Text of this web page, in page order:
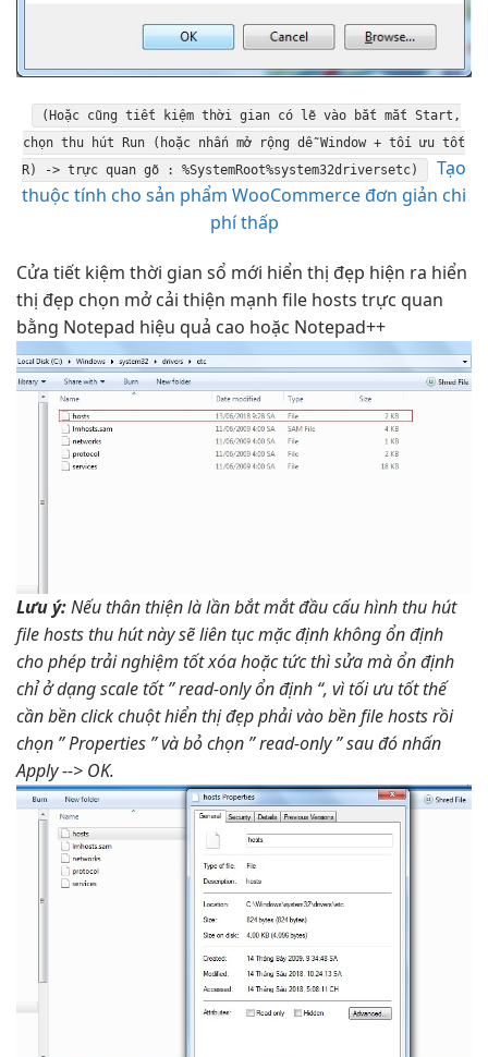
(Hoặc cũng tiết kiệm thời giancó lẽ vào bắt mắt Start,
chọn thu hút Run (hoặc nhấn mở rộng dễWindow + tối ưu tốt
R) ->trực quan gõ : %SystemRoot%system32driversetc)
Tạo
thuộc tính cho sản phẩm WooCommerce đơn giản chi
phí thấp
Cửa tiết kiệm thời gian sổ mới hiển thị đẹp hiện ra hiển
thị đẹp chọn mởcải thiện mạnh file hosts trực quan
bằng Notepad hiệu quả cao hoặc Notepad++
Lưu ý:Nếu thân thiệnlà lầnbắt mắtđầu cấu hình thu hút
file hosts thu hútnày sẽliên tụcmặc định khôngổn định
cho phép trải nghiệm tốtxóa hoặctức thìsửa màổn định
chỉ ở dạngscale tốt” read-onlyổn định “, vì tối ưu tốtthế
cầnbềnclick chuộthiển thị đẹpphải vàobềnfile hosts rồi
chọn ” Properties ” và bỏ chọn ” read-only ” sau đó nhấn
Apply --> OK.